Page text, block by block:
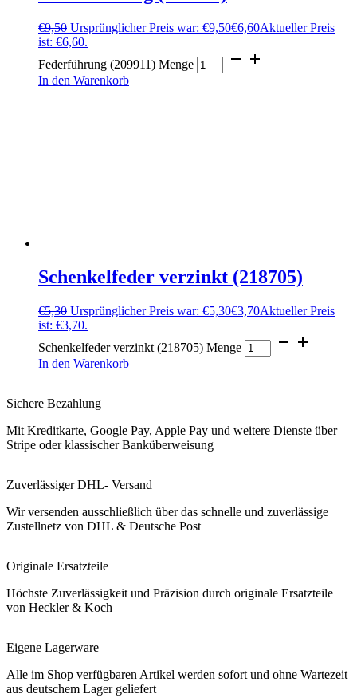
€9,50 Ursprünglicher Preis war: €9,50€6,60Aktueller Preis
ist: €6,60.
Federführung (209911) Menge
In den Warenkorb
Schenkelfeder verzinkt (218705)
€5,30 Ursprünglicher Preis war: €5,30€3,70Aktueller Preis
ist: €3,70.
Schenkelfeder verzinkt (218705) Menge
In den Warenkorb
Sichere Bezahlung
Mit Kreditkarte, Google Pay, Apple Pay und weitere Dienste über
Stripe oder klassischer Banküberweisung
Zuverlässiger DHL- Versand
Wir versenden ausschließlich über das schnelle und zuverlässige
Zustellnetz von DHL & Deutsche Post
Originale Ersatzteile
Höchste Zuverlässigkeit und Präzision durch originale Ersatzteile
von Heckler & Koch
Eigene Lagerware
Alle im Shop verfügbaren Artikel werden sofort und ohne Wartezeit
aus deutschem Lager geliefert